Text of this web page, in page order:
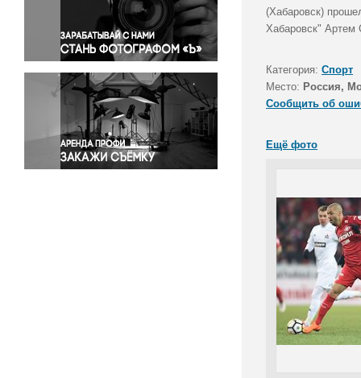
Правосудие
Происшествия и конфликты
Религия
Светская жизнь
Спорт
Экология
Экономика и бизнес
(Хабаровск)
Хабаровск" Артем
Категория: Спорт
Место: Россия,
Сообщить об
Ещё фото